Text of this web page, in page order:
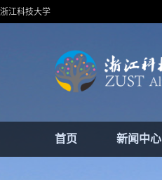
浙江科技大学
首页 新闻中心